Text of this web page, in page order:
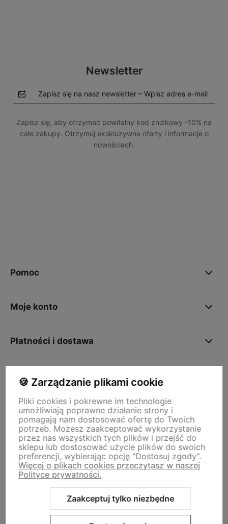
Newsletter
Zapisz się, aby otrzymać powitalny kod zniżkowy -10% na
całe zakupy. Otrzymuj ekskluzywne oferty i informacje o
nowościach.
Zapisz się na nasz newsletter – Wpisz adres e-mail
Pomoc
Moje konto
Płatności i dostawa
Storm - sklep plastyczny
Adres sklepu internetowego:ul. Kazimierza Wielkiego 29a, 50-077
Wrocław Siedziba firmy:ul. Jana Uphagena 19, 80-237 Gdańsk NIP:
5840152571
zamowienia@stormplastyczny.pl| Tel.:781350938
🍪 Zarządzanie plikami cookie
Pliki cookies i pokrewne im technologie
umożliwiają poprawne działanie strony i
pomagają nam dostosować ofertę do Twoich
potrzeb. Możesz zaakceptować wykorzystanie
przez nas wszystkich tych plików i przejść do
sklepu lub dostosować użycie plików do swoich
preferencji, wybierając opcję "Dostosuj zgody".
Więcej o plikach cookies przeczytasz w naszej
Polityce prywatności.
Zaakceptuj tylko niezbędne